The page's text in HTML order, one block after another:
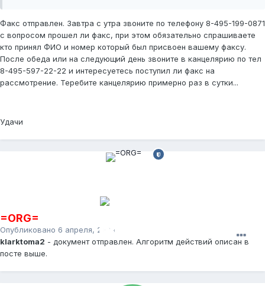
Факс отправлен. Завтра с утра звоните по телефону 8-495-199-0871
с вопросом прошел ли факс, при этом обязательно спрашиваете
кто принял ФИО и номер который был присвоен вашему факсу.
После обеда или на следующий день звоните в канцелярию по тел
8-495-597-22-22 и интересуетесь поступил ли факс на
рассмотрение. Теребите канцелярию примерно раз в сутки...
Удачи
=ORG=
Опубликовано 6 апреля, 2009
klarktoma2 - документ отправлен. Алгоритм действий описан в
посте выше.